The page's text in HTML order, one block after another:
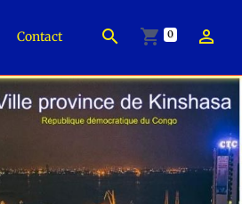
Contact 0